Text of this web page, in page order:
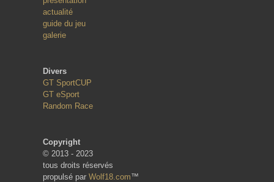
actualité
guide du jeu
galerie
Divers
GT SportCUP
GT eSport
Random Race
Copyright
© 2013 - 2023
tous droits réservés
propulsé par Wolf18.com™